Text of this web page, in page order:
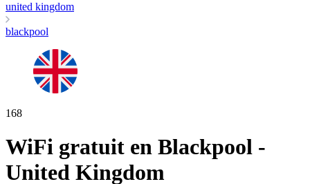
united kingdom
blackpool
168
WiFi gratuit en Blackpool -
United Kingdom